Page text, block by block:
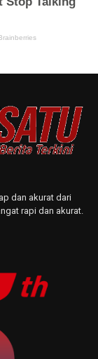
dan akurat dari
rapi dan akurat.